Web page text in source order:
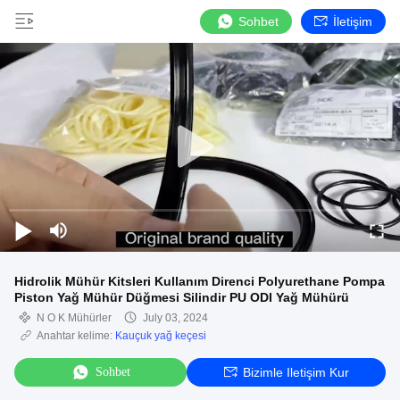
Sohbet İletişim
Hidrolik Mühür Kitsleri Kullanım Direnci Polyurethane Pompa
Piston Yağ Mühür Düğmesi Silindir PU ODI Yağ Mühürü
N O K Mühürler
July 03, 2024
Anahtar kelime: Kauçuk yağ keçesi
Sohbet Bizimle Iletişim Kur